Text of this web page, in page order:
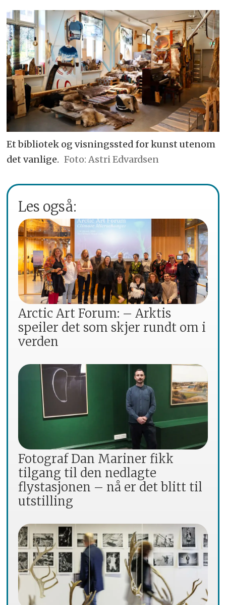
Et bibliotek og visningssted for kunst utenom
det vanlige.
Astri Edvardsen
Les også:
Arctic Art Forum: – Arktis
speiler det som skjer rundt om i
verden
Fotograf Dan Mariner fikk
tilgang til den nedlagte
flystasjonen – nå er det blitt til
utstilling